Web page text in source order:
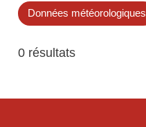
Données météorologiques
0 résultats